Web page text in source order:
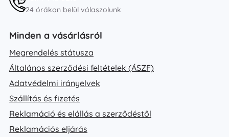
24 órákon belül válaszolunk
Minden a vásárlásról
Megrendelés státusza
Általános szerződési feltételek (ÁSZF)
Adatvédelmi irányelvek
Szállítás és fizetés
Reklamáció és elállás a szerződéstől
Reklamációs eljárás